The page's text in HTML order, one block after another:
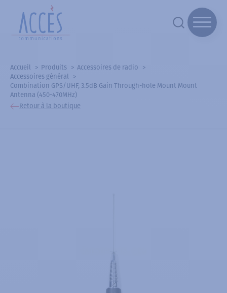
Accueil Produits
Accessoires de radio
Accessoires général
Combination GPS/UHF, 3.5dB Gain Through-hole Mount Mount
Antenna (450-470MHz)
Retour à la boutique